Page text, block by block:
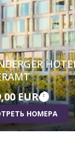
EUR
НОМЕРА